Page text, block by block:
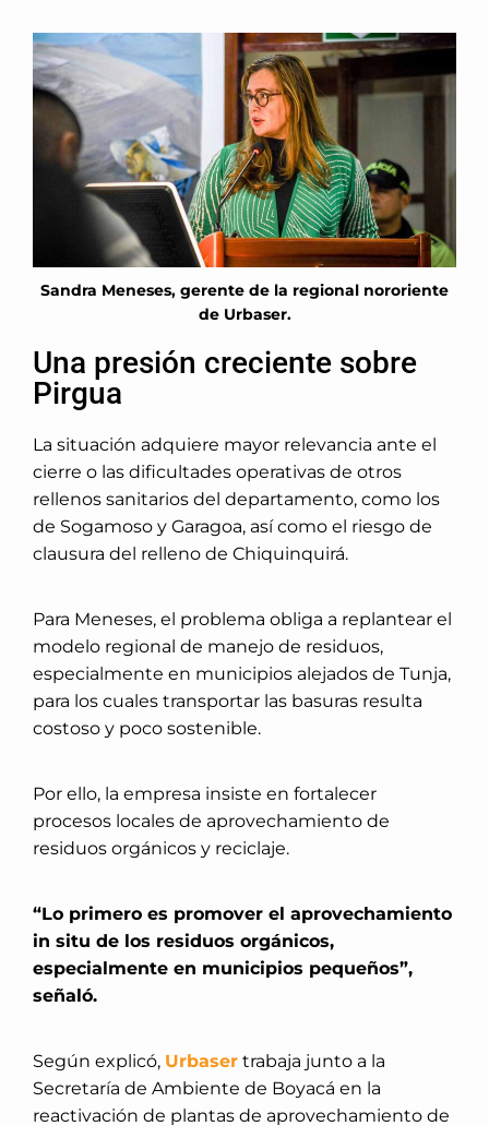
Sandra Meneses, gerente de la regional nororiente
de Urbaser.
Una presión creciente sobre
Pirgua
La situación adquiere mayor relevancia ante el
cierre o las dificultades operativas de otros
rellenos sanitarios del departamento, como los
de Sogamoso y Garagoa, así como el riesgo de
clausura del relleno de Chiquinquirá.
Para Meneses, el problema obliga a replantear el
modelo regional de manejo de residuos,
especialmente en municipios alejados de Tunja,
para los cuales transportar las basuras resulta
costoso y poco sostenible.
Por ello, la empresa insiste en fortalecer
procesos locales de aprovechamiento de
residuos orgánicos y reciclaje.
“Lo primero es promover el aprovechamiento
in situ de los residuos orgánicos,
especialmente en municipios pequeños”,
señaló.
Según explicó, Urbaser trabaja junto a la
Secretaría de Ambiente de Boyacá en la
reactivación de plantas de aprovechamiento de